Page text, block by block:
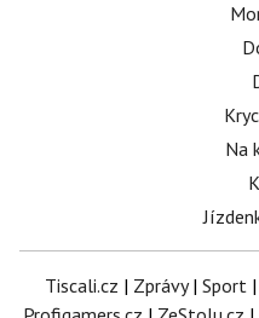
Na
Tiscali.cz | Zprávy| Sport |